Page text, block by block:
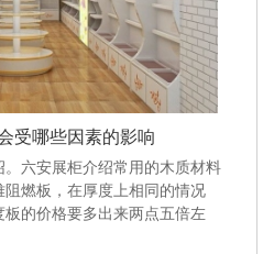
受哪些因素的影响
六安展柜介绍常用的木质材料
燃板，在厚度上相同的情况
的价格要多出来两点五倍左